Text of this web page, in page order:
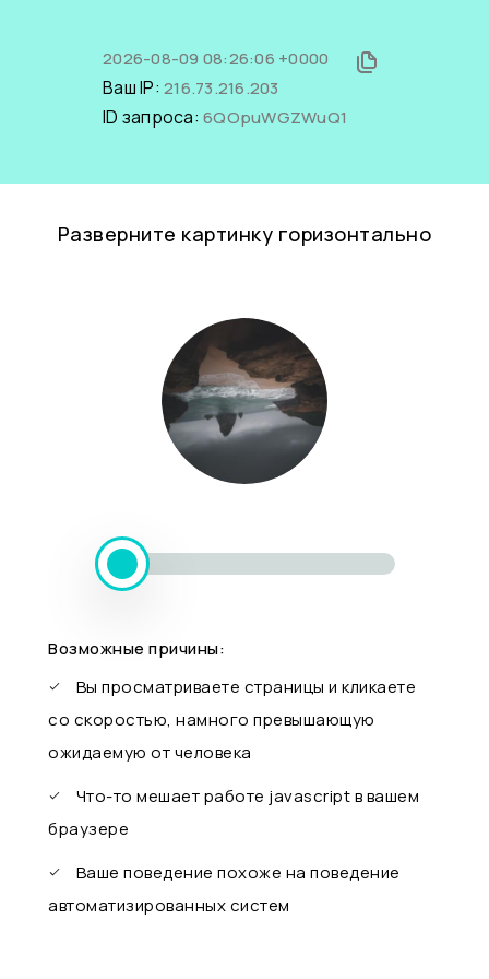
2026-08-09 08:26:06 +0000
Ваш IP: 216.73.216.203
ID запроса: 6QOpuWGZWuQ1
Разверните картинку горизонтально
Возможные причины:
Вы просматриваете страницы и кликаете
со скоростью, намного превышающую
ожидаемую от человека
Что-то мешает работе javascript в вашем
браузере
Ваше поведение похоже на поведение
автоматизированных систем